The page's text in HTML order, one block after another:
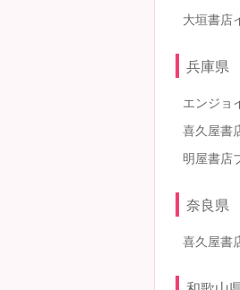
大垣書店
兵庫県
エンジョ
喜久屋書
明屋書店
奈良県
喜久屋書